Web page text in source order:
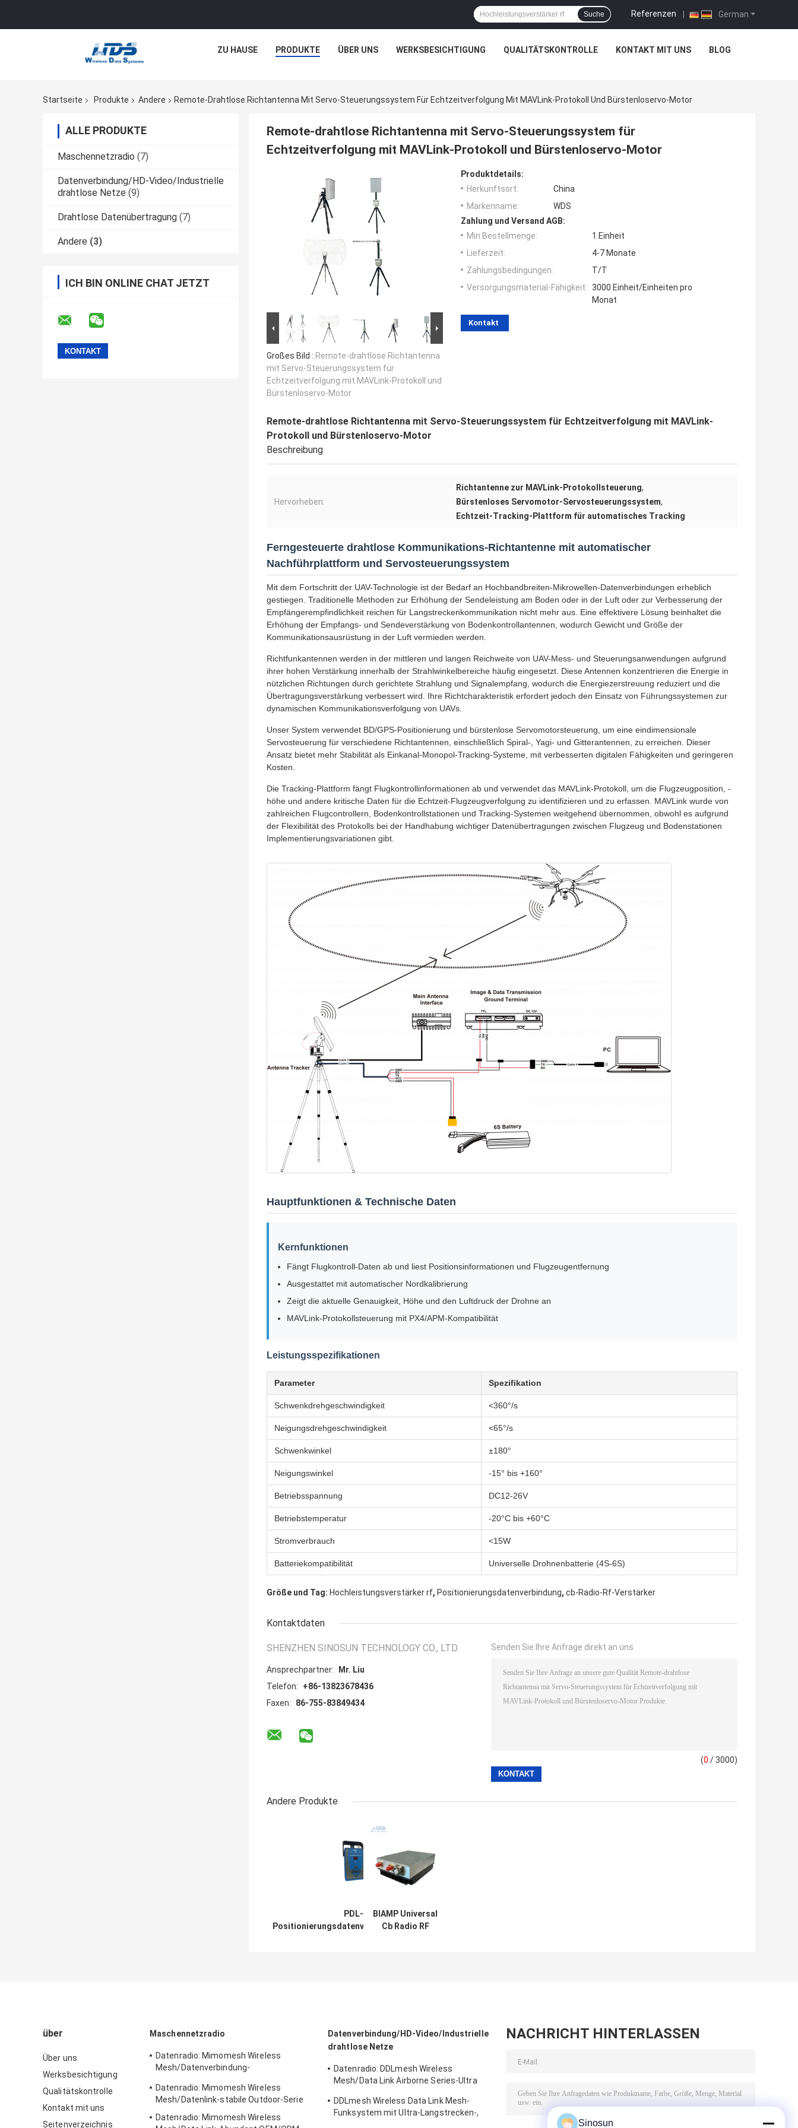
German
Referenzen |
Suche
ZU HAUSE PRODUKTE ÜBER UNS WERKSBESICHTIGUNG QUALITÄTSKONTROLLE KONTAKT MIT UNS BLOG
Startseite Produkte Andere Remote-Drahtlose Richtantenna Mit Servo-Steuerungssystem Für Echtzeitverfolgung Mit MAVLink-Protokoll Und Bürstenloservo-Motor
ALLE PRODUKTE
Maschennetzradio (7)
Datenverbindung/HD-Video/Industrielle
drahtlose Netze (9)
Drahtlose Datenübertragung (7)
Andere (3)
ICH BIN ONLINE CHAT JETZT
Remote-drahtlose Richtantenna mit Servo-Steuerungssystem für
Echtzeitverfolgung mit MAVLink-Protokoll und Bürstenloservo-Motor
Großes Bild : Remote-drahtlose Richtantenna
mit Servo-Steuerungssystem für
Echtzeitverfolgung mit MAVLink-Protokoll und
Bürstenloservo-Motor
Produktdetails:
Herkunftsort:
China
Markenname:
WDS
Zahlung und Versand AGB:
Min Bestellmenge:
1 Einheit
Lieferzeit:
4-7 Monate
Zahlungsbedingungen:
T/T
Versorgungsmaterial-Fähigkeit: 3000 Einheit/Einheiten pro
Monat
Kontakt
Remote-drahtlose Richtantenna mit Servo-Steuerungssystem für Echtzeitverfolgung mit MAVLink-
Protokoll und Bürstenloservo-Motor
Beschreibung
Hervorheben:
Richtantenne zur MAVLink-Protokollsteuerung,
Bürstenloses Servomotor-Servosteuerungssystem,
Echtzeit-Tracking-Plattform für automatisches Tracking
Ferngesteuerte drahtlose Kommunikations-Richtantenne mit automatischer
Nachführplattform und Servosteuerungssystem
Mit dem Fortschritt der UAV-Technologie ist der Bedarf an Hochbandbreiten-Mikrowellen-Datenverbindungen erheblich
gestiegen. Traditionelle Methoden zur Erhöhung der Sendeleistung am Boden oder in der Luft oder zur Verbesserung der
Empfängerempfindlichkeit reichen für Langstreckenkommunikation nicht mehr aus. Eine effektivere Lösung beinhaltet die
Erhöhung der Empfangs- und Sendeverstärkung von Bodenkontrollantennen, wodurch Gewicht und Größe der
Kommunikationsausrüstung in der Luft vermieden werden.
Richtfunkantennen werden in der mittleren und langen Reichweite von UAV-Mess- und Steuerungsanwendungen aufgrund
ihrer hohen Verstärkung innerhalb der Strahlwinkelbereiche häufig eingesetzt. Diese Antennen konzentrieren die Energie in
nützlichen Richtungen durch gerichtete Strahlung und Signalempfang, wodurch die Energiezerstreuung reduziert und die
Übertragungsverstärkung verbessert wird. Ihre Richtcharakteristik erfordert jedoch den Einsatz von Führungssystemen zur
dynamischen Kommunikationsverfolgung von UAVs.
Unser System verwendet BD/GPS-Positionierung und bürstenlose Servomotorsteuerung, um eine eindimensionale
Servosteuerung für verschiedene Richtantennen, einschließlich Spiral-, Yagi- und Gitterantennen, zu erreichen. Dieser
Ansatz bietet mehr Stabilität als Einkanal-Monopol-Tracking-Systeme, mit verbesserten digitalen Fähigkeiten und geringeren
Kosten.
Die Tracking-Plattform fängt Flugkontrollinformationen ab und verwendet das MAVLink-Protokoll, um die Flugzeugposition, -
höhe und andere kritische Daten für die Echtzeit-Flugzeugverfolgung zu identifizieren und zu erfassen. MAVLink wurde von
zahlreichen Flugcontrollern, Bodenkontrollstationen und Tracking-Systemen weitgehend übernommen, obwohl es aufgrund
der Flexibilität des Protokolls bei der Handhabung wichtiger Datenübertragungen zwischen Flugzeug und Bodenstationen
Implementierungsvariationen gibt.
Hauptfunktionen & Technische Daten
Kernfunktionen
Fängt Flugkontroll-Daten ab und liest Positionsinformationen und Flugzeugentfernung
Ausgestattet mit automatischer Nordkalibrierung
Zeigt die aktuelle Genauigkeit, Höhe und den Luftdruck der Drohne an
MAVLink-Protokollsteuerung mit PX4/APM-Kompatibilität
Leistungsspezifikationen
Parameter Spezifikation
Schwenkdrehgeschwindigkeit <360°/s
Neigungsdrehgeschwindigkeit <65°/s
Schwenkwinkel ±180°
Neigungswinkel -15° bis +160°
Betriebsspannung DC12-26V
Betriebstemperatur -20°C bis +60°C
Stromverbrauch <15W
Batteriekompatibilität Universelle Drohnenbatterie (4S-6S)
Größe und Tag: Hochleistungsverstärker rf, Positionierungsdatenverbindung, cb-Radio-Rf-Verstärker
Kontaktdaten
SHENZHEN SINOSUN TECHNOLOGY CO., LTD.
Ansprechpartner:
Mr. Liu
Telefon:
+86-13823678436
Faxen:
86-755-83849434
Senden Sie Ihre Anfrage direkt an uns
(0 / 3000)
Andere Produkte
PDL-
Positionierungsdatenverbindungsmodul
BIAMP Universal
Cb Radio RF
über
Über uns
Werksbesichtigung
Qualitätskontrolle
Kontakt mit uns
Seitenverzeichnis
Maschennetzradio
Datenradio: Mimomesh Wireless
Mesh/Datenverbindung-
Datenradio: Mimomesh Wireless
Mesh/Datenlink-stabile Outdoor-Serie
Datenradio: Mimomesh Wireless
Datenverbindung/HD-Video/Industrielle
drahtlose Netze
Datenradio: DDLmesh Wireless
Mesh/Data Link Airborne Series-Ultra
Video&Distance Datenübertragung
Mehrkanal-Datenverbindung
DDLmesh Wireless Data Link Mesh-
Funksystem mit Ultra-Langstrecken-,
NACHRICHT HINTERLASSEN
Sinosun